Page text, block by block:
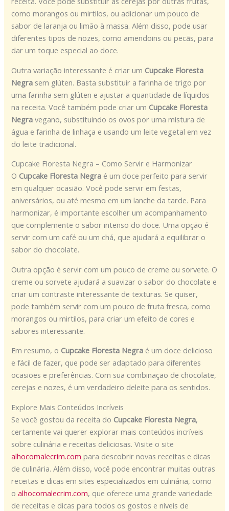
como morangos ou mirtilos, ou adicionar um pouco de
sabor de laranja ou limão à massa. Além disso, pode usar
diferentes tipos de nozes, como amendoins ou pecãs, para
dar um toque especial ao doce.
Outra variação interessante é criar um Cupcake Floresta
Negra sem glúten. Basta substituir a farinha de trigo por
uma farinha sem glúten e ajustar a quantidade de líquidos
na receita. Você também pode criar um Cupcake Floresta
Negra vegano, substituindo os ovos por uma mistura de
água e farinha de linhaça e usando um leite vegetal em vez
do leite tradicional.
Cupcake Floresta Negra – Como Servir e Harmonizar
O Cupcake Floresta Negra é um doce perfeito para servir
em qualquer ocasião. Você pode servir em festas,
aniversários, ou até mesmo em um lanche da tarde. Para
harmonizar, é importante escolher um acompanhamento
que complemente o sabor intenso do doce. Uma opção é
servir com um café ou um chá, que ajudará a equilibrar o
sabor do chocolate.
Outra opção é servir com um pouco de creme ou sorvete. O
creme ou sorvete ajudará a suavizar o sabor do chocolate e
criar um contraste interessante de texturas. Se quiser,
pode também servir com um pouco de fruta fresca, como
morangos ou mirtilos, para criar um efeito de cores e
sabores interessante.
Em resumo, o Cupcake Floresta Negra é um doce delicioso
e fácil de fazer, que pode ser adaptado para diferentes
ocasiões e preferências. Com sua combinação de chocolate,
cerejas e nozes, é um verdadeiro deleite para os sentidos.
Explore Mais Conteúdos Incríveis
Se você gostou da receita do Cupcake Floresta Negra,
certamente vai querer explorar mais conteúdos incríveis
sobre culinária e receitas deliciosas. Visite o site
alhocomalecrim.com para descobrir novas receitas e dicas
de culinária. Além disso, você pode encontrar muitas outras
receitas e dicas em sites especializados em culinária, como
oalhocomalecrim.com, que oferece uma grande variedade
de receitas e dicas para todos os gostos e níveis de